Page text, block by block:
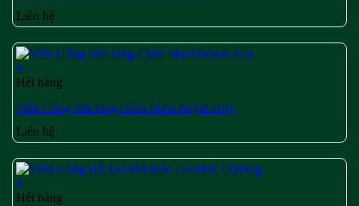
Liên hệ
+
Hết hàng
Viên Uống Sữa Ong Chúa Maxi Royal Jelly
Liên hệ
+
Hết hàng